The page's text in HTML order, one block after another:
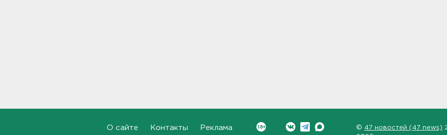
Задерживаются "Сапсаны" из
О сайте Контакты Реклама © 47 новостей (47 news)